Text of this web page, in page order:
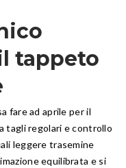
tappeto
fare ad aprile per il
tagli regolari e controllo
leggere trasemine
equilibrata e si